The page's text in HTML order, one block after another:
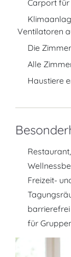
Carport
Ventilatoren
Die
Alle
Haustiere
Freizeit-
barrierefrei
für